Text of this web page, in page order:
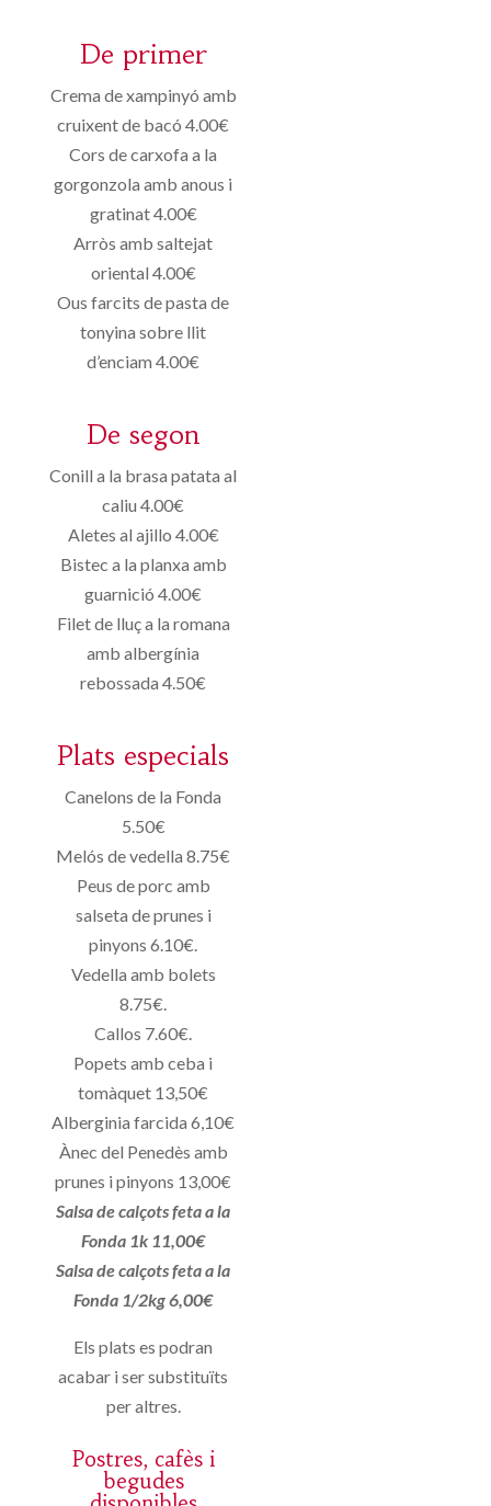
De primer
Crema de xampinyó amb
cruixent de bacó 4.00€
Cors de carxofa a la
gorgonzola amb anous i
gratinat 4.00€
Arròs amb saltejat
oriental 4.00€
Ous farcits de pasta de
tonyina sobre llit
d’enciam 4.00€
De segon
Conill a la brasa patata al
caliu 4.00€
Aletes al ajillo 4.00€
Bistec a la planxa amb
guarnició 4.00€
Filet de lluç a la romana
amb albergínia
rebossada 4.50€
Plats especials
Canelons de la Fonda
5.50€
Melós de vedella 8.75€
Peus de porc amb
salseta de prunes i
pinyons 6.10€.
Vedella amb bolets
8.75€.
Callos 7.60€.
Popets amb ceba i
tomàquet 13,50€
Alberginia farcida 6,10€
Ànec del Penedès amb
prunes i pinyons 13,00€
Salsa de calçots feta a la
Fonda 1k 11,00€
Salsa de calçots feta a la
Fonda 1/2kg 6,00€
Els plats es podran
acabar i ser substituïts
per altres.
Postres, cafès i
begudes